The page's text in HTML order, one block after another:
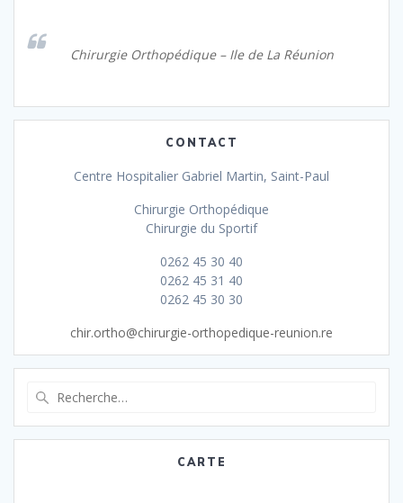
Chirurgie Orthopédique – Ile de La Réunion
CONTACT
Centre Hospitalier Gabriel Martin, Saint-Paul
Chirurgie Orthopédique
Chirurgie du Sportif
0262 45 30 40
0262 45 31 40
0262 45 30 30
chir.ortho@chirurgie-orthopedique-reunion.re
:
CARTE